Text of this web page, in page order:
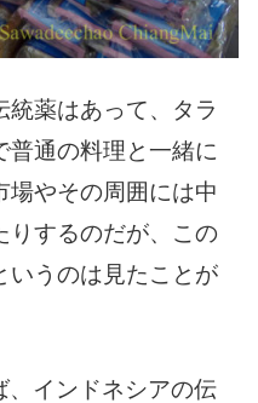
統薬はあって、タラ
普通の料理と一緒に
場やその周囲には中
りするのだが、この
いうのは見たことが
、インドネシアの伝